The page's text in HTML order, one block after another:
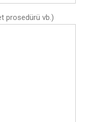
prosedürü vb.)